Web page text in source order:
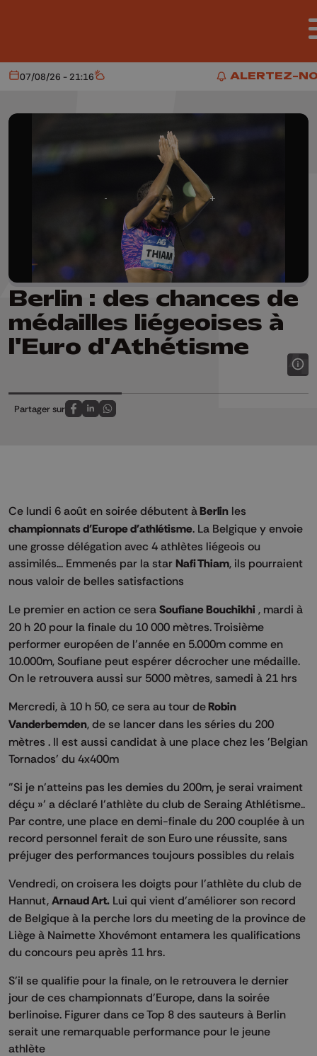
ALERTEZ-
ALERTEZ-
Aujourd'hui
07/08/26 - 21:16 Météo
Berlin : des chances de
médailles liégeoises à
l'Euro d'Athétisme
Partager sur
Partagez sur FaceBook
Partagez sur LinkedIn
Partagez sur Whatsapp
Ce lundi 6 août en soirée débutent àBerlin les
championnats d'Europe d'athlétisme. La Belgique y envoie
une grosse délégation avec 4 athlètes liégeois ou
assimilés... Emmenés par la star Nafi Thiam, ils pourraient
nous valoir de belles satisfactions
Le premier en action ce sera Soufiane Bouchikhi , mardi à
20 h 20 pour la finale du 10 000 mètres. Troisième
performer européen de l'année en 5.000m comme en
10.000m, Soufiane peut espérer décrocher une médaille.
On le retrouvera aussi sur 5000 mètres, samedi à 21 hrs
Mercredi, à 10 h 50, ce sera au tour deRobin
Vanderbemden, de se lancer dans les séries du 200
mètres . Il est aussi candidat à une place chez les 'Belgian
Tornados' du 4x400m
"Si je n'atteins pas les demies du 200m, je serai vraiment
déçu »' a déclaré l'athlète du club de Seraing Athlétisme..
Par contre, une place en demi-finale du 200 couplée à un
record personnel ferait de son Euro une réussite, sans
préjuger des performances toujours possibles du relais
Vendredi, on croisera les doigts pour l'athlète du club de
Hannut, Arnaud Art. Lui qui vient d'améliorer son record
de Belgique à la perche lors du meeting de la province de
Liège à Naimette Xhovémont entamera les qualifications
du concours peu après 11 hrs.
S'il se qualifie pour la finale, on le retrouvera le dernier
jour de ces championnats d'Europe, dans la soirée
berlinoise. Figurer dans ce Top 8 des sauteurs à Berlin
serait une remarquable performance pour le jeune
athlète